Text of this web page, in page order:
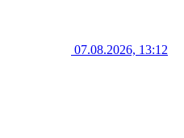
07.08.2026, 13:12